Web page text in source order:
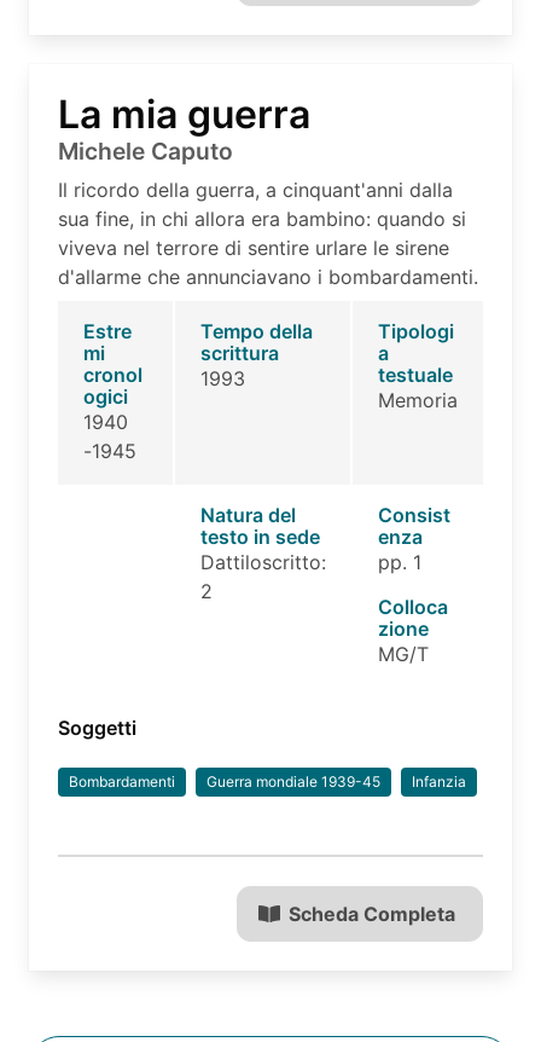
La mia guerra
Michele Caputo
Il ricordo della guerra, a cinquant'anni dalla
sua fine, in chi allora era bambino: quando si
viveva nel terrore di sentire urlare le sirene
d'allarme che annunciavano i bombardamenti.
Estre
mi
cronol
ogici
1940
-1945
Tempo della
scrittura
1993
Tipologi
a
testuale
Memoria
Natura del
testo in sede
Dattiloscritto:
2
Consist
enza
pp. 1
Colloca
zione
MG/T
Soggetti
Bombardamenti Guerra mondiale 1939-45 Infanzia
Scheda Completa